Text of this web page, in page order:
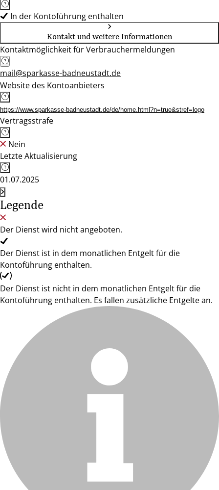
In der Kontoführung enthalten
Kontakt und weitere Informationen
Kontaktmöglichkeit für Verbrauchermeldungen
mail@sparkasse-badneustadt.de
Website des Kontoanbieters
https://www.sparkasse-badneustadt.de/de/home.html?n=true&stref=logo
Vertragsstrafe
Nein
Letzte Aktualisierung
01.07.2025
Legende
Der Dienst wird nicht angeboten.
Der Dienst ist in dem monatlichen Entgelt für die
Kontoführung enthalten.
Der Dienst ist nicht in dem monatlichen Entgelt für die
Kontoführung enthalten. Es fallen zusätzliche Entgelte an.